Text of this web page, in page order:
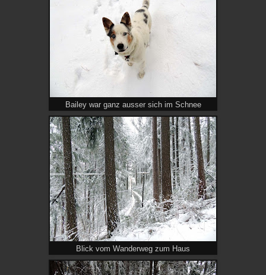
Bailey war ganz ausser sich im Schnee
Blick vom Wanderweg zum Haus